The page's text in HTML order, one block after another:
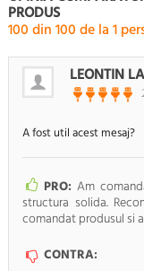
PRODUS
100din100de la1
LEONTIN
A fost util acest mesaj?
PRO:Am
structura solida.
comandat produsul si
CONTRA: